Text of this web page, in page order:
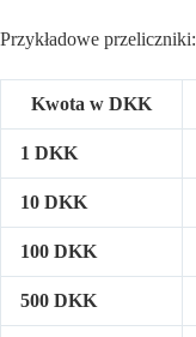
Przykładowe przeliczniki:
Kwota w DKK
1 DKK
10 DKK
100 DKK
500 DKK